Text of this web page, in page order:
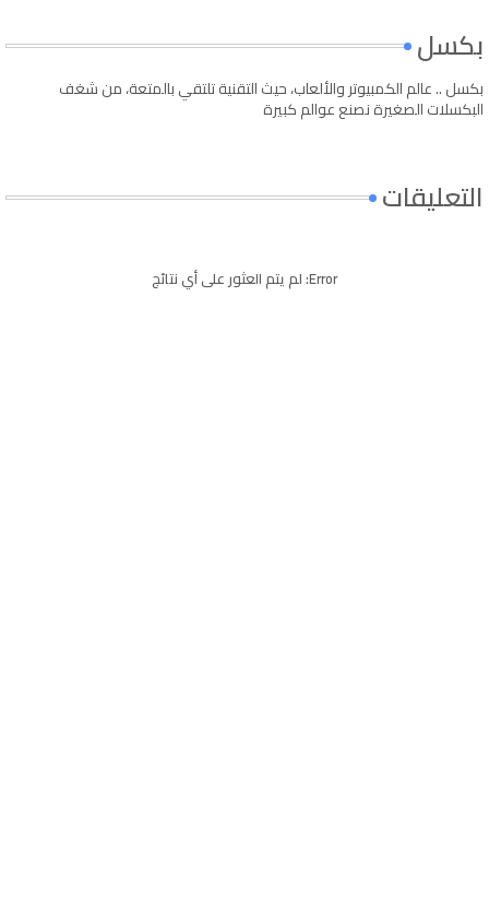
بكسل
بكسل .. عالم الكمبيوتر والألعاب، حيث التقنية تلتقي بالمتعة، من شغف
البكسلات الصغيرة نصنع عوالم كبيرة
التعليقات
Error: لم يتم العثور على أي نتائج